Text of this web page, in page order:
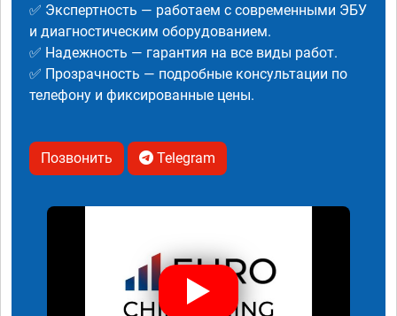
✅ Экспертность — работаем с современными ЭБУ
и диагностическим оборудованием.
✅ Надежность — гарантия на все виды работ.
✅ Прозрачность — подробные консультации по
телефону и фиксированные цены.
Позвонить Telegram